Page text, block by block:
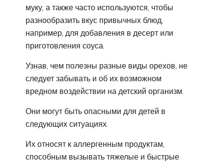
муку, а также часто используются, чтобы
разнообразить вкус привычных блюд,
например, для добавления в десерт или
приготовления соуса.
Узнав, чем полезны разные виды орехов, не
следует забывать и об их возможном
вредном воздействии на детский организм.
Они могут быть опасными для детей в
следующих ситуациях.
Их относят к аллергенным продуктам,
способным вызывать тяжелые и быстрые